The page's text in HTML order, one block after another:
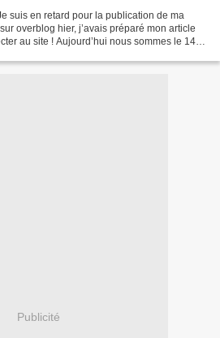
suis en retard pour la publication de ma
overblog hier, j’avais préparé mon article
au site ! Aujourd’hui nous sommes le 14
Publicité